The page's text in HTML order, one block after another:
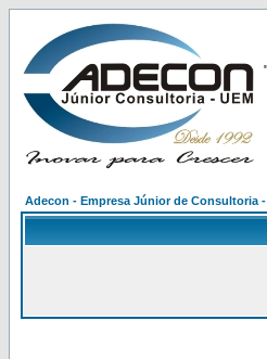
Adecon - Empresa Júnior de Consultoria